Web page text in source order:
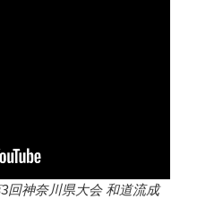
回神奈川県大会 和道流成